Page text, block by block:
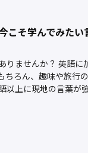
こそ学んでみたい
りませんか？ 英語に
ちろん、趣味や旅行
以上に現地の言葉が